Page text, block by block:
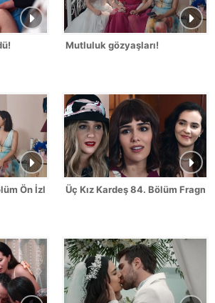
Mutluluk gözyaşları!
Ön İzleme - FİNALÜç Kız Kardeş 84. Bölüm